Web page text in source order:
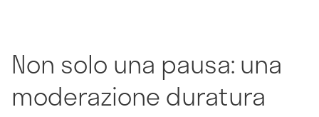
Non solo una pausa: una
moderazione duratura